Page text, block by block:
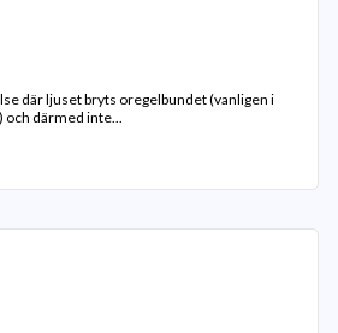
där ljuset bryts oregelbundet (vanligen i
därmed inte...